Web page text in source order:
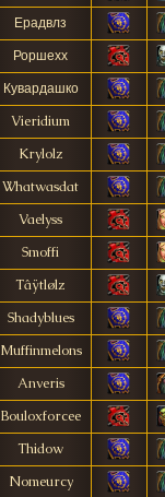
Ерадвлз
Роршехх
Кувардашко
Vieridium
Krylolz
Whatwasdat
Vaelyss
Smoffi
Tâÿtlølz
Shadyblues
Muffinmelons
Anveris
Bouloxforcee
Thidow
Nomeurcy